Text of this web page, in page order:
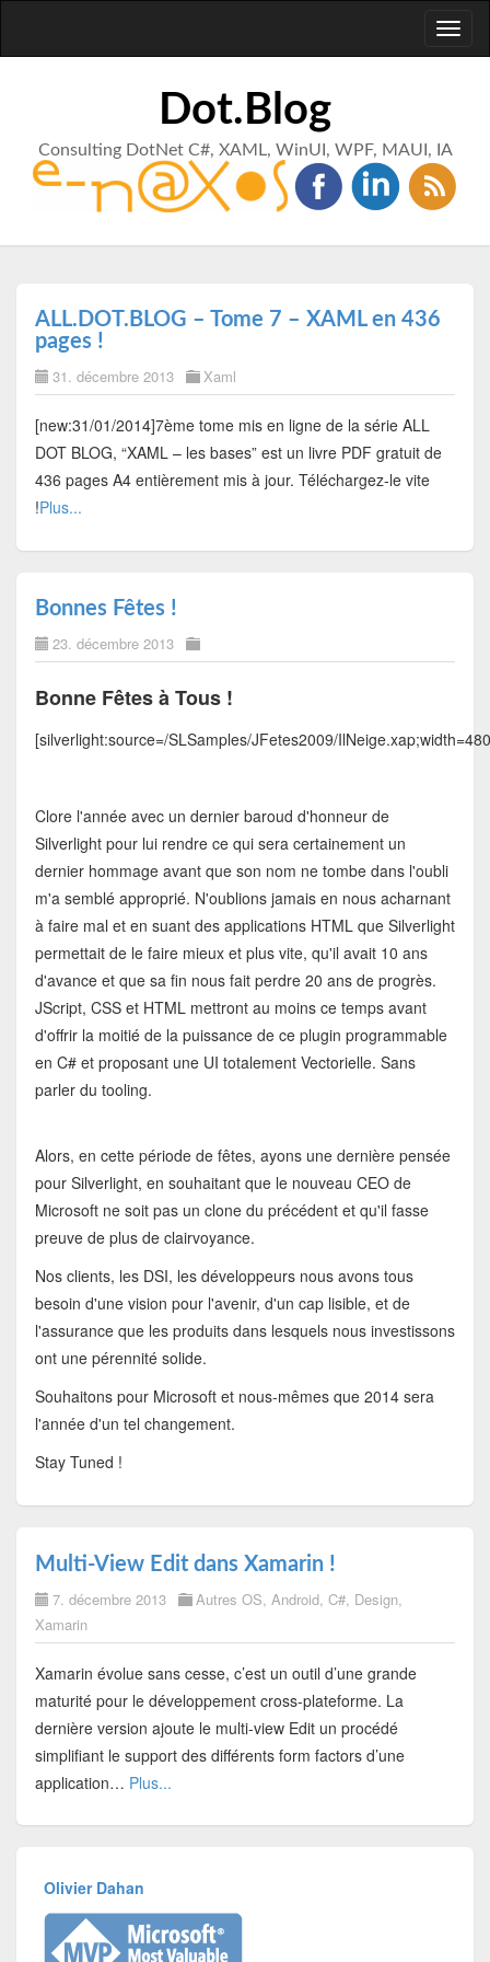
Dot.Blog
Consulting DotNet C#, XAML, WinUI, WPF, MAUI, IA
ALL.DOT.BLOG – Tome 7 – XAML en 436
pages !
31. décembre 2013 Xaml
[new:31/01/2014]7ème tome mis en ligne de la série ALL
DOT BLOG, “XAML – les bases” est un livre PDF gratuit de
436 pages A4 entièrement mis à jour. Téléchargez-le vite
!Plus...
Bonnes Fêtes !
23. décembre 2013
Bonne Fêtes à Tous !
[silverlight:source=/SLSamples/JFetes2009/
Clore l'année avec un dernier baroud d'honneur de
Silverlight pour lui rendre ce qui sera certainement un
dernier hommage avant que son nom ne tombe dans l'oubli
m'a semblé approprié. N'oublions jamais en nous acharnant
à faire mal et en suant des applications HTML que Silverlight
permettait de le faire mieux et plus vite, qu'il avait 10 ans
d'avance et que sa fin nous fait perdre 20 ans de progrès.
JScript, CSS et HTML mettront au moins ce temps avant
d'offrir la moitié de la puissance de ce plugin programmable
en C# et proposant une UI totalement Vectorielle. Sans
parler du tooling.
Alors, en cette période de fêtes, ayons une dernière pensée
pour Silverlight, en souhaitant que le nouveau CEO de
Microsoft ne soit pas un clone du précédent et qu'il fasse
preuve de plus de clairvoyance.
Nos clients, les DSI, les développeurs nous avons tous
besoin d'une vision pour l'avenir, d'un cap lisible, et de
l'assurance que les produits dans lesquels nous investissons
ont une pérennité solide.
Souhaitons pour Microsoft et nous-mêmes que 2014 sera
l'année d'un tel changement.
Stay Tuned !
Multi-View Edit dans Xamarin !
7. décembre 2013 Autres OS, Android, C#, Design,
Xamarin
Xamarin évolue sans cesse, c’est un outil d’une grande
maturité pour le développement cross-plateforme. La
dernière version ajoute le multi-view Edit un procédé
simplifiant le support des différents form factors d’une
application… Plus...
Olivier Dahan